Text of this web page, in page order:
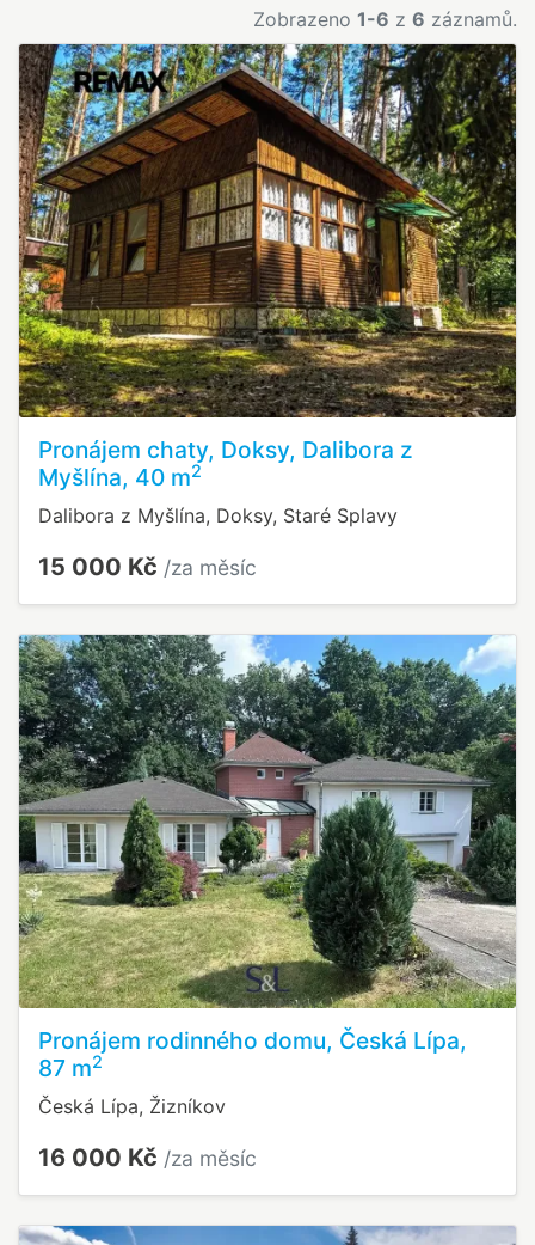
Zobrazeno 1-6 z 6 záznamů.
Pronájem chaty, Doksy, Dalibora z
Myšlína, 40 m2
Dalibora z Myšlína, Doksy, Staré Splavy
15 000 Kč /za měsíc
Pronájem rodinného domu, Česká Lípa,
87 m2
Česká Lípa, Žizníkov
16 000 Kč /za měsíc